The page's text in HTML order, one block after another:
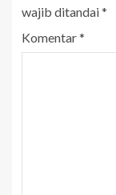
wajib ditandai*
Komentar*